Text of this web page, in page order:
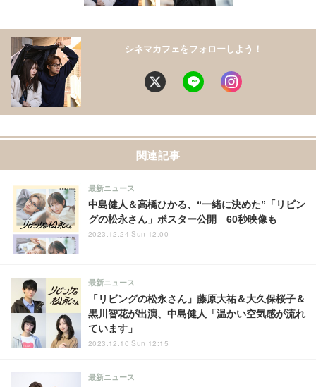
シネマカフェをフォローしよう！
関連記事
中島健人＆高橋ひかる、“一緒に決めた”「リビン
グの松永さん」ポスター公開 60秒映像も
最新ニュース
2023.12.24 Sun 12:00
「リビングの松永さん」藤原大祐＆大久保桜子＆
黒川智花が出演、中島健人「温かい空気感が流れ
ています」
最新ニュース
2023.12.10 Sun 12:15
最新ニュース